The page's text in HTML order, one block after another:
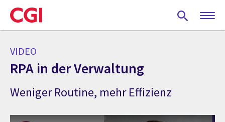
Skip
to
main
VIDEO
RPA in der Verwaltung
Weniger Routine, mehr Effizienz